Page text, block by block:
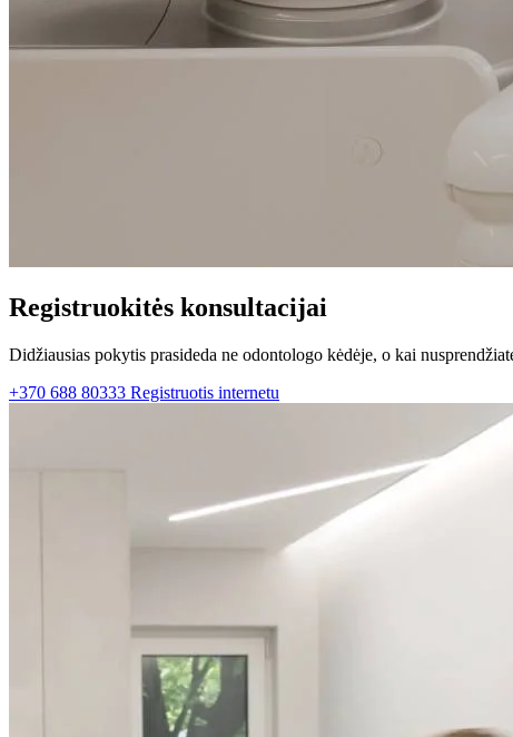
Registruokitės konsultacijai
Didžiausias pokytis prasideda ne odontologo kėdėje, o kai
+370 688 80333 Registruotis internetu